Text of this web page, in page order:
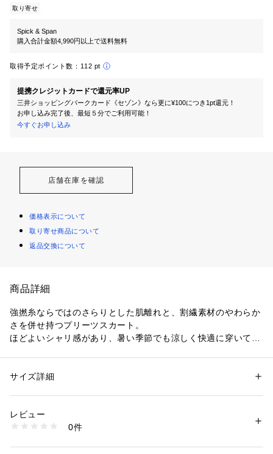
取り寄せ
Spick & Span
購入合計金額4,990円以上で送料無料
取得予定ポイント数： 112 pt
提携クレジットカードで還元率UP
三井ショッピングパークカード《セゾン》なら更に¥100につき1pt還元！
お申し込み完了後、最短５分でご利用可能！
今すぐお申し込み
店舗在庫を確認
価格表示について
取り寄せ商品について
返品交換について
商品詳細
強撚糸ならではのさらりとした肌離れと、割繊素材のやわらか
さを併せ持つプリーツスカート。
ほどよいシャリ感があり、暑い季節でも涼しく快適に穿いてい
インで、ラフでこなれた印象に。
※取り扱いについては、商品についている品質表示でご確認く
性別：レディース
素材：本体:ポリエステル100% ペチコート:ポリエステル100%
洗濯：本体:手洗い可能、ペチコート:洗濯機洗い（弱）、色あせ、プリー
ツ加工（家庭アイロンで修正不可能なもの）、デリケート製品（薄手の製
※詳しい洗濯方法については、商品の品質表示タグをご覧ください
サイズ詳細
レビュー
0件